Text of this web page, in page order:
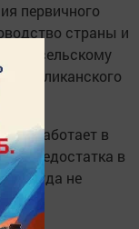
первичного
страны и
сельскому
работает в
недостатка в
никогда не